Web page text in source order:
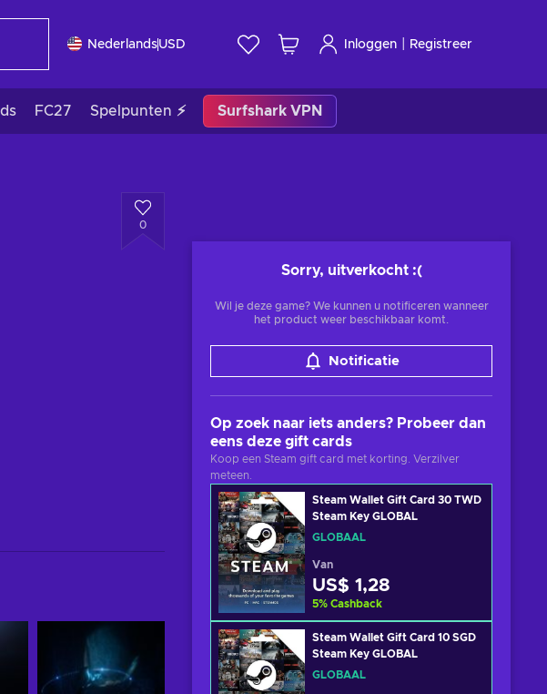
NederlandsUSD Inloggen Registreer
FC27 Spelpunten ⚡ Surfshark VPN
0
Sorry, uitverkocht :(
Wil je deze game? We kunnen u notificeren wanneer
het product weer beschikbaar komt.
Notificatie
Op zoek naar iets anders? Probeer dan
eens deze gift cards
Koop een Steam gift card met korting. Verzilver
meteen.
Steam Wallet Gift Card 30 TWD
Steam Key GLOBAL
GLOBAAL
Van
US$ 1,28
5% Cashback
Steam Wallet Gift Card 10 SGD
Steam Key GLOBAL
GLOBAAL